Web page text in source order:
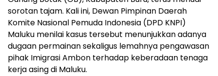
sorotan tajam. Kali ini, Dewan Pimpinan Daerah
Komite Nasional Pemuda Indonesia (DPD KNPI)
Maluku menilai kasus tersebut menunjukkan adanya
dugaan permainan sekaligus lemahnya pengawasan
pihak Imigrasi Ambon terhadap keberadaan tenaga
kerja asing di Maluku.